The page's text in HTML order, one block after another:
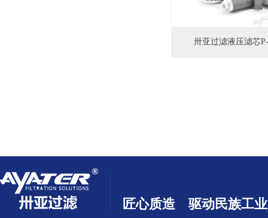
卅亚过滤液压滤芯
匠心质造 驱动民族工业